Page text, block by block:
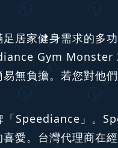
居家健身需求的多
Gym Monster
無負擔。若您對他
Speediance」。
喜愛。台灣代理商在